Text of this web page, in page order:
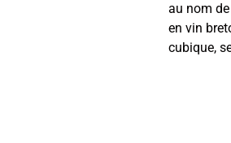
au nom
en vin
cubique,